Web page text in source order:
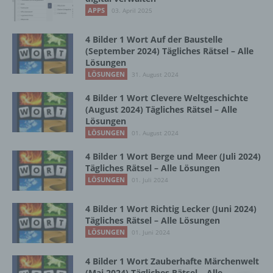
APPS 03. April 2025
4 Bilder 1 Wort Auf der Baustelle
(September 2024) Tägliches Rätsel – Alle
Lösungen
LÖSUNGEN 31. August 2024
4 Bilder 1 Wort Clevere Weltgeschichte
(August 2024) Tägliches Rätsel – Alle
Lösungen
LÖSUNGEN 01. August 2024
4 Bilder 1 Wort Berge und Meer (Juli 2024)
Tägliches Rätsel – Alle Lösungen
LÖSUNGEN 01. Juli 2024
4 Bilder 1 Wort Richtig Lecker (Juni 2024)
Tägliches Rätsel – Alle Lösungen
LÖSUNGEN 01. Juni 2024
4 Bilder 1 Wort Zauberhafte Märchenwelt
Zusammenhang mit personenbezogenen
Organisation, das Ordnen, die Speicherung,
die Anpassung oder Veränderung, das
Auslesen, das Abfragen, die Verwendung,
die Offenlegung durch Übermittlung,
Bereitstellung, den Abgleich oder die
Verknüpfung, die Einschränkung, das
Löschen oder die Vernichtung.
d) Einschränkung der Verarbeitung
Einschränkung der Verarbeitung ist die
Markierung gespeicherter
personenbezogener Daten mit dem Ziel, ihre
künftige Verarbeitung einzuschränken.
e) Profiling